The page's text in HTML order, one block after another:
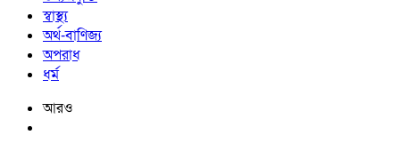
স্বাস্থ্য
অর্থ-বাণিজ্য
অপরাধ
ধর্ম
আরও